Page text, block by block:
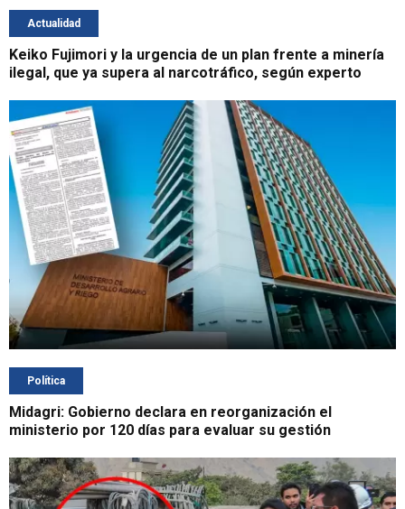
Actualidad
Keiko Fujimori y la urgencia de un plan frente a minería
ilegal, que ya supera al narcotráfico, según experto
Política
Midagri: Gobierno declara en reorganización el
ministerio por 120 días para evaluar su gestión